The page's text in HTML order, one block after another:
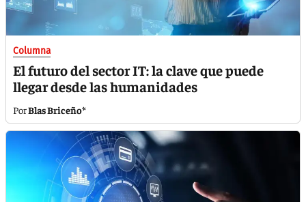
Columna
El futuro del sector IT: la clave que puede
llegar desde las humanidades
Blas Briceño*